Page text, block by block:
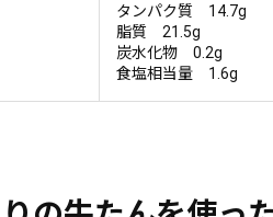
タンパク質 14.7g
脂質 21.5g
炭水化物 0.2g
食塩相当量 1.6g